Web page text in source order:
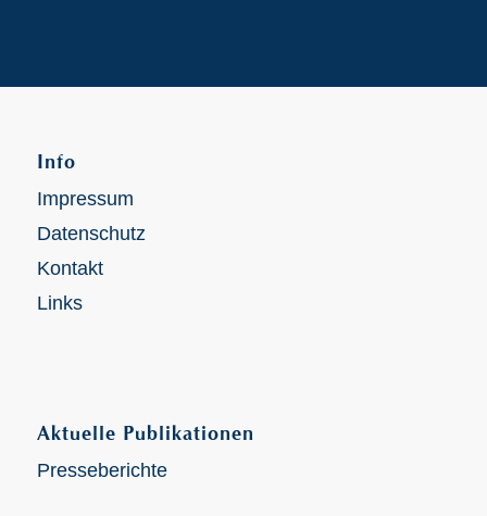
Info
Impressum
Datenschutz
Kontakt
Links
Aktuelle Publikationen
Presseberichte